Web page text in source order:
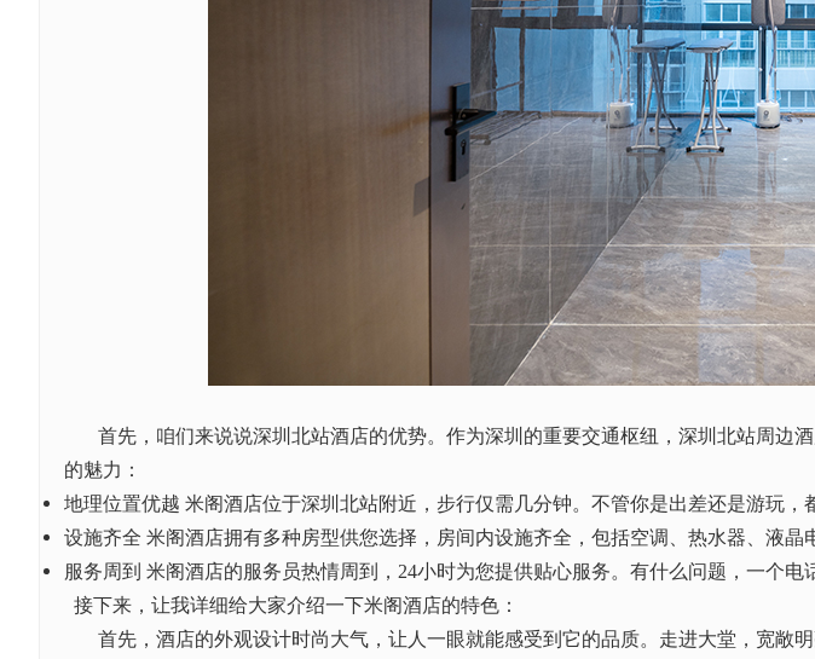
首先，咱们来说说深圳北站酒店的优势。作为深圳的重要交通枢纽，深圳北站周边
的魅力：
地理位置优越 米阁酒店位于深圳北站附近，步行仅需几分钟。不管你是出差还是游玩，
设施齐全 米阁酒店拥有多种房型供您选择，房间内设施齐全，包括空调、热水器、液晶
服务周到 米阁酒店的服务员热情周到， 24小时为您提供贴心服务。有什么问题，一个电
接下来，让我详细给大家介绍一下米阁酒店的特色：
首先，酒店的外观设计时尚大气，让人一眼就能感受到它的品质。走进大堂，宽敞